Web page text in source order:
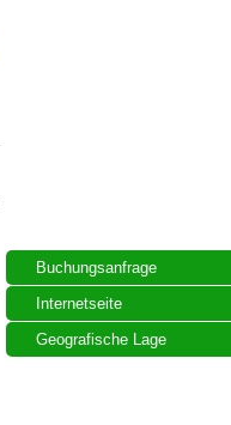
Buchungsanfrage
Internetseite
Geografische Lage